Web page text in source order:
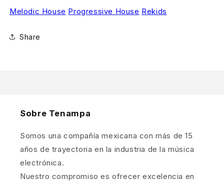
Melodic House Progressive House Rekids
Share
Sobre Tenampa
Somos una compañía mexicana con más de 15
años de trayectoria en la industria de la música
electrónica.
Nuestro compromiso es ofrecer excelencia en